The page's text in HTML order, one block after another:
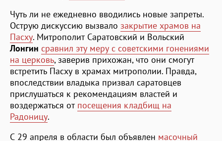
Чуть ли не ежедневно вводились новые запреты.
Острую дискуссию вызвало закрытие храмов на
Пасху. Митрополит Саратовский и Вольский
Лонгин сравнил эту меру с советскими гонениями
на церковь, заверив прихожан, что они смогут
встретить Пасху в храмах митрополии. Правда,
впоследствии владыка призвал саратовцев
прислушаться к рекомендациям властей и
воздержаться от посещения кладбищ на
Радоницу.
С 29 апреля в области был объявлен масочный